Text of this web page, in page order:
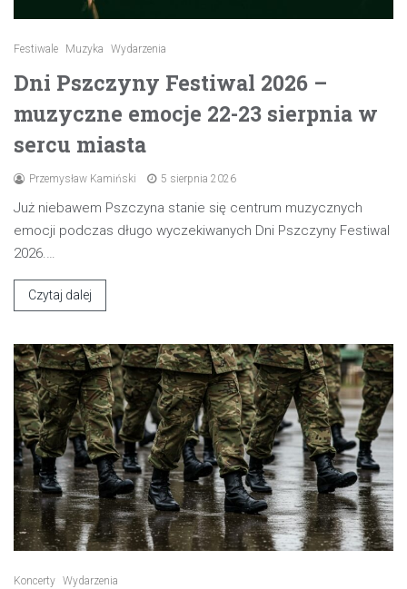
Festiwale Muzyka Wydarzenia
Dni Pszczyny Festiwal 2026 –
muzyczne emocje 22-23 sierpnia w
sercu miasta
Przemysław Kamiński 5 sierpnia 2026
Już niebawem Pszczyna stanie się centrum muzycznych
emocji podczas długo wyczekiwanych Dni Pszczyny Festiwal
2026.…
Czytaj dalej
Koncerty Wydarzenia